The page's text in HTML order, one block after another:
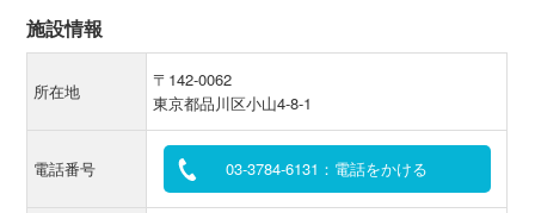
施設情報
所在地
〒142-0062
東京都品川区小山4-8-1
電話番号 03-3784-6131：電話をかける